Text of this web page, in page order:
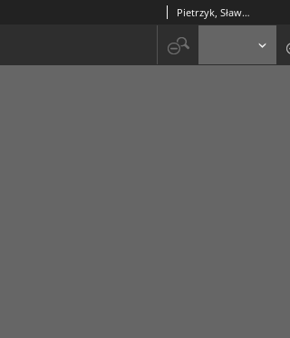
Pietrzyk, Sławomir